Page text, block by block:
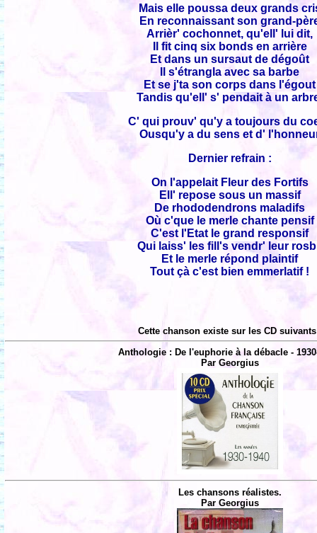
Mais elle poussa deux grands
En reconnaissant son grand-
Arrièr' cochonnet, qu'ell' lui dit,
Il fit cinq six bonds en arrière
Et dans un sursaut de dégoût
Il s'étrangla avec sa barbe
Et se j'ta son corps dans l'égout
Tandis qu'ell' s' pendait à un
C' qui prouv' qu'y a toujours du
Ousqu'y a du sens et d'
Dernier refrain :
On l'appelait Fleur des Fortifs
Ell' repose sous un massif
De rhododendrons maladifs
Où c'que le merle chante pensif
C'est l'Etat le grand responsif
Qui laiss' les fill's vendr' leur
Et le merle répond plaintif
Tout çà c'est bien emmerlatif !
Cette chanson existe sur les CD
Anthologie : De l'euphorie à la débacle -
Par Georgius
Les chansons réalistes.
Par Georgius